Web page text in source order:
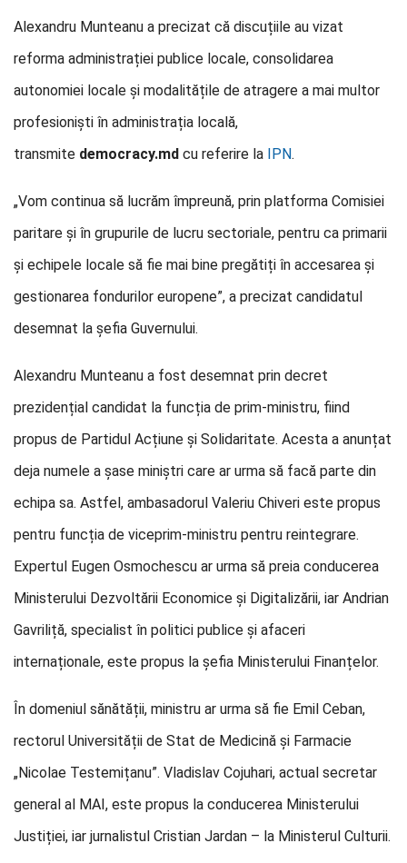
Alexandru Munteanu a precizat că discuțiile au vizat
reforma administrației publice locale, consolidarea
autonomiei locale și modalitățile de atragere a mai multor
profesioniști în administrația locală,
transmite democracy.md cu referire la IPN.
„Vom continua să lucrăm împreună, prin platforma Comisiei
paritare și în grupurile de lucru sectoriale, pentru ca primarii
și echipele locale să fie mai bine pregătiți în accesarea și
gestionarea fondurilor europene”, a precizat candidatul
desemnat la șefia Guvernului.
Alexandru Munteanu a fost desemnat prin decret
prezidențial candidat la funcția de prim-ministru, fiind
propus de Partidul Acțiune și Solidaritate. Acesta a anunțat
deja numele a șase miniștri care ar urma să facă parte din
echipa sa. Astfel, ambasadorul Valeriu Chiveri este propus
pentru funcția de viceprim-ministru pentru reintegrare.
Expertul Eugen Osmochescu ar urma să preia conducerea
Ministerului Dezvoltării Economice și Digitalizării, iar Andrian
Gavriliță, specialist în politici publice și afaceri
internaționale, este propus la șefia Ministerului Finanțelor.
În domeniul sănătății, ministru ar urma să fie Emil Ceban,
rectorul Universității de Stat de Medicină și Farmacie
„Nicolae Testemițanu”. Vladislav Cojuhari, actual secretar
general al MAI, este propus la conducerea Ministerului
Justiției, iar jurnalistul Cristian Jardan – la Ministerul Culturii.